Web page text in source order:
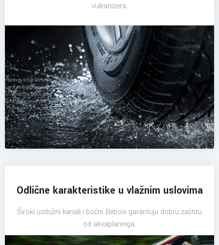
vulkanizera.
Odlične karakteristike u vlažnim uslovima
Široki uzdužni kanali i bočni žlebovi garantuju dobru zaštitu
od akvaplaninga.